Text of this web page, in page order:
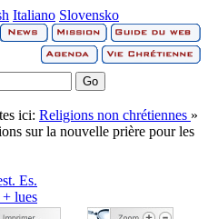
Italiano Slovensko
ici: Religions non chrétiennes »
sur la nouvelle prière pour les
Es.
lues